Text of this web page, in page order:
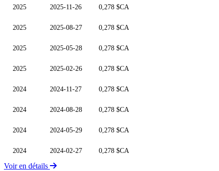
2025 2025-11-26 0,278 $CA
2025 2025-08-27 0,278 $CA
2025 2025-05-28 0,278 $CA
2025 2025-02-26 0,278 $CA
2024 2024-11-27 0,278 $CA
2024 2024-08-28 0,278 $CA
2024 2024-05-29 0,278 $CA
2024 2024-02-27 0,278 $CA
Voir en détails